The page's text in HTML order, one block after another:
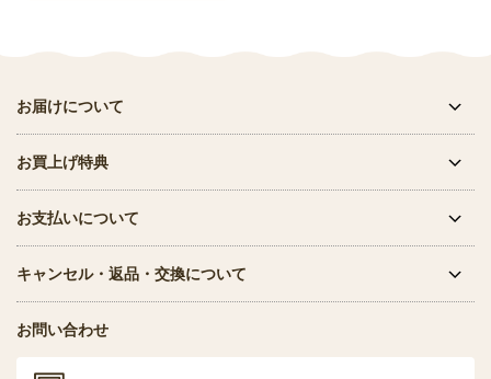
お届けについて
お買上げ特典
お支払いについて
キャンセル・返品・交換について
お問い合わせ